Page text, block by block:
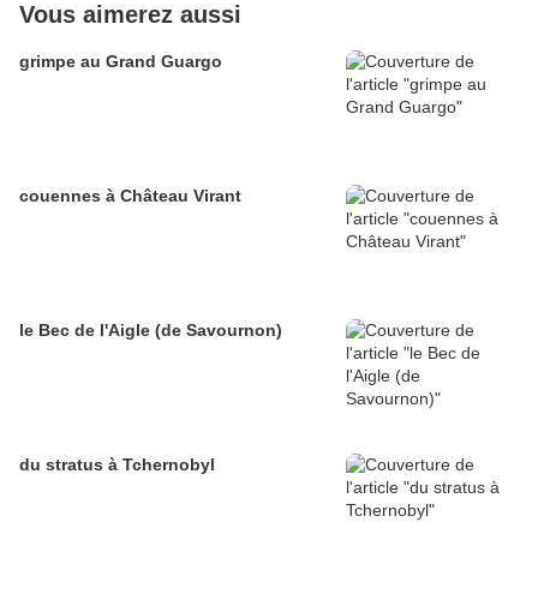
Vous aimerez aussi
grimpe au Grand Guargo
couennes à Château Virant
le Bec de l'Aigle (de Savournon)
du stratus à Tchernobyl